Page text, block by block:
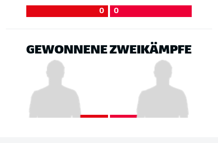
0 0
GEWONNENE ZWEIKÄMPFE